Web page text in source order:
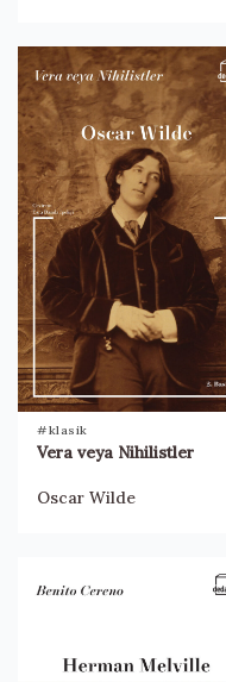
#klasik
Vera veya Nihilistler
Oscar Wilde